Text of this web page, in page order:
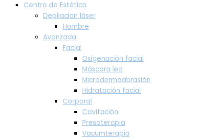
Centro de Estética
Depilacion láser
Hombre
Avanzada
Facial
Oxigenación facial
Máscara led
Microdermoabrasión
Hidratación facial
Corporal
Cavitación
Presoterapia
Vacumterapia